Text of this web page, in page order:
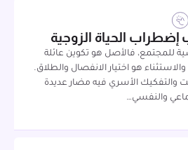
الحياة الزوجية
للمجتمع، فالأصل هو تكوين عائلة
هو اختيار الانفصال والطلاق.
والتفكيك الأسري فيه مضار عديدة
والنفسي…